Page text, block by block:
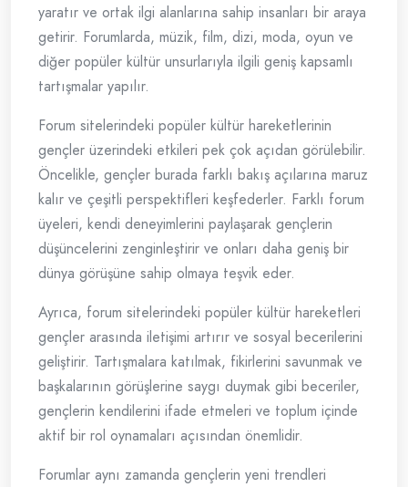
yaratır ve ortak ilgi alanlarına sahip insanları bir araya
getirir. Forumlarda, müzik, film, dizi, moda, oyun ve
diğer popüler kültür unsurlarıyla ilgili geniş kapsamlı
tartışmalar yapılır.
Forum sitelerindeki popüler kültür hareketlerinin
gençler üzerindeki etkileri pek çok açıdan görülebilir.
Öncelikle, gençler burada farklı bakış açılarına maruz
kalır ve çeşitli perspektifleri keşfederler. Farklı forum
üyeleri, kendi deneyimlerini paylaşarak gençlerin
düşüncelerini zenginleştirir ve onları daha geniş bir
dünya görüşüne sahip olmaya teşvik eder.
Ayrıca, forum sitelerindeki popüler kültür hareketleri
gençler arasında iletişimi artırır ve sosyal becerilerini
geliştirir. Tartışmalara katılmak, fikirlerini savunmak ve
başkalarının görüşlerine saygı duymak gibi beceriler,
gençlerin kendilerini ifade etmeleri ve toplum içinde
aktif bir rol oynamaları açısından önemlidir.
Forumlar aynı zamanda gençlerin yeni trendleri